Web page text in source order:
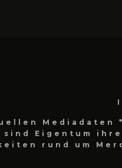
Mediadaten
sind Eigentum
rund um